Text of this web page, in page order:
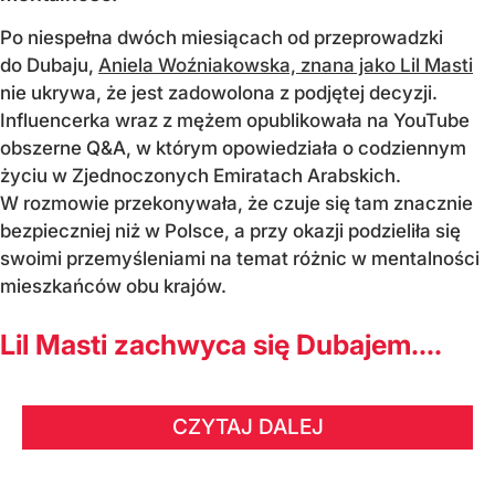
Po niespełna dwóch miesiącach od przeprowadzki
do Dubaju, Aniela Woźniakowska, znana jako Lil Masti
nie ukrywa, że jest zadowolona z podjętej decyzji.
Influencerka wraz z mężem opublikowała na YouTube
obszerne Q&A, w którym opowiedziała o codziennym
życiu w Zjednoczonych Emiratach Arabskich.
W rozmowie przekonywała, że czuje się tam znacznie
bezpieczniej niż w Polsce, a przy okazji podzieliła się
swoimi przemyśleniami na temat różnic w mentalności
mieszkańców obu krajów.
Lil Masti zachwyca się Dubajem....
CZYTAJ DALEJ